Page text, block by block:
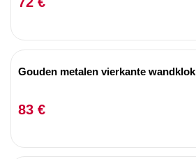
Gouden metalen vierkante wandklok
83 €